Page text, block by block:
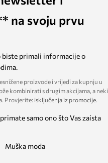
na svoju prvu
biste primali informacije o
proizvode i vrijedi za kupnju u
kombinirati s drugim akcijama, a neki
Provjerite: isključenja iz promocije
samo ono što Vas zaista
Muška moda